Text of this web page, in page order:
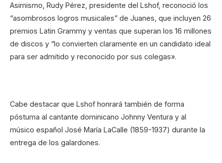
Asimismo, Rudy Pérez, presidente del Lshof, reconoció los
“asombrosos logros musicales” de Juanes, que incluyen 26
premios Latin Grammy y ventas que superan los 16 millones
de discos y “lo convierten claramente en un candidato ideal
para ser admitido y reconocido por sus colegas».
Cabe destacar que Lshof honrará también de forma
póstuma al cantante dominicano Johnny Ventura y al
músico español José María LaCalle (1859-1937) durante la
entrega de los galardones.